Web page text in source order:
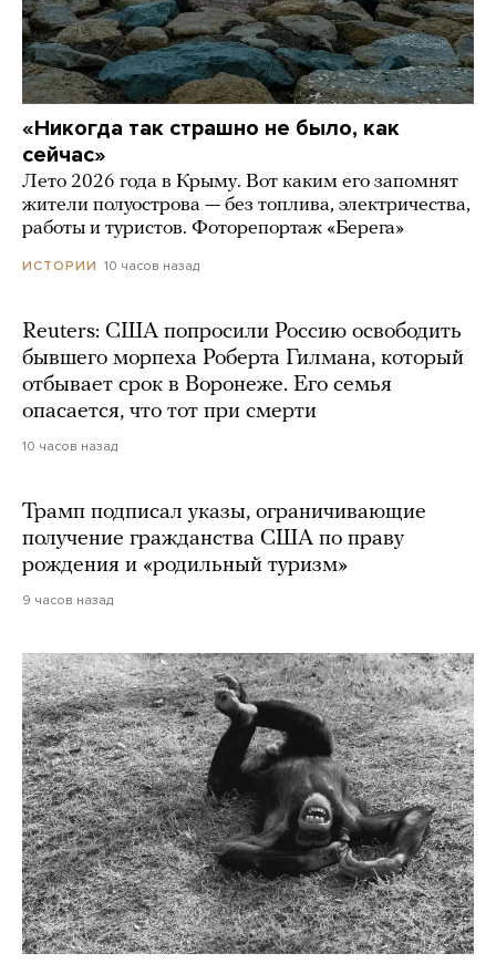
«Никогда так страшно не было, как
сейчас»
Лето 2026 года в Крыму. Вот каким его запомнят
жители полуострова — без топлива, электричества,
работы и туристов. Фоторепортаж «Берега»
ИСТОРИИ 10 часов назад
Reuters: США попросили Россию освободить
бывшего морпеха Роберта Гилмана, который
отбывает срок в Воронеже. Его семья
опасается, что тот при смерти
10 часов назад
Трамп подписал указы, ограничивающие
получение гражданства США по праву
рождения и «родильный туризм»
9 часов назад